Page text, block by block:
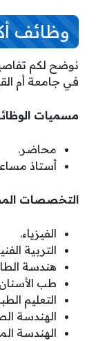
وظائف
في جامعة أم
مسميات
محاضر.
أستاذ
التخصصات
‏الفيزياء.
‏التربية
‏هندسة
‏طب الأسنان
‏التعليم
‏الهندسة
‏الهندسة